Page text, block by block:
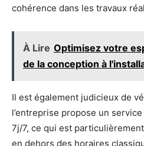
cohérence dans les travaux
À Lire Optimisez votre
de la conception à
Il est également judicieux de
l’entreprise propose un
7j/7, ce qui est
en dehors des horaires